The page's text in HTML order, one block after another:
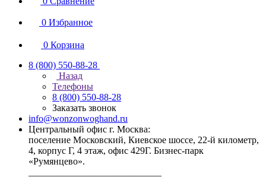
0 Избранное
0 Корзина
8 (800) 550-88-28
Назад
Телефоны
8 (800) 550-88-28
Заказать звонок
info@wonzonwoghand.ru
Центральный офис г. Москва:
поселение Московский, Киевское шоссе, 22-й километр,
4, корпус Г, 4 этаж, офис 429Г. Бизнес-парк
«Румянцево».